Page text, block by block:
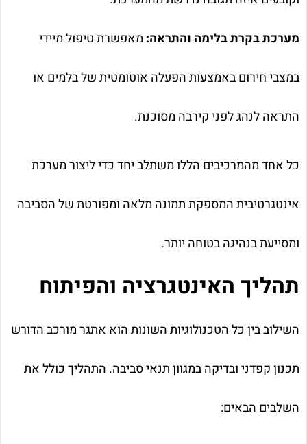
מערכת בקרת בלימה והתראה: מאפשרת טיפול מיידי
במצבי חירום באמצעות הפעלה אוטומטית של בלמים או
התראה לנהג לפני קירבה מסוכנת.
כל אחד מהמרכיבים הללו משתלב יחד כדי ליצור מערכת
אינטגרטיבית המספקת תמונה מלאה ומפורטת של הסביבה
ומסייעת בנהיגה בטוחה יותר.
תהליך האינטגרציה והפיתוח
השילוב בין כל הטכנולוגיות השונות הוא אתגר מורכב הדורש
תכנון קפדני ובדיקה במגוון תנאי סביבה. התהליך כולל את
השלבים הבאים: